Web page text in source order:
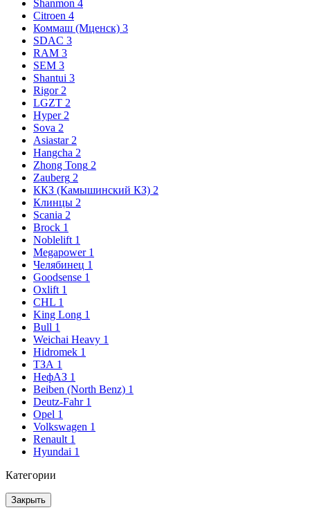
Shanmon 4
Citroen 4
Коммаш (Мценск) 3
SDAC 3
RAM 3
SEM 3
Shantui 3
Rigor 2
LGZT 2
Hyper 2
Sova 2
Asiastar 2
Hangcha 2
Zhong Tong 2
Zauberg 2
ККЗ (Камышинский КЗ) 2
Клинцы 2
Scania 2
Brock 1
Noblelift 1
Megapower 1
Челябинец 1
Goodsense 1
Oxlift 1
CHL 1
King Long 1
Bull 1
Weichai Heavy 1
Hidromek 1
ТЗА 1
НефАЗ 1
Beiben (North Benz) 1
Deutz-Fahr 1
Opel 1
Volkswagen 1
Renault 1
Hyundai 1
Категории
Закрыть